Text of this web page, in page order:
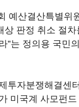
예산결산특별위
상 판정 취소 절
”는 정의용 국민
투자분쟁해결센
미국계 사모펀